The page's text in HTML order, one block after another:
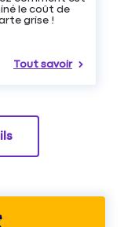
le coût de
grise !
Tout savoir